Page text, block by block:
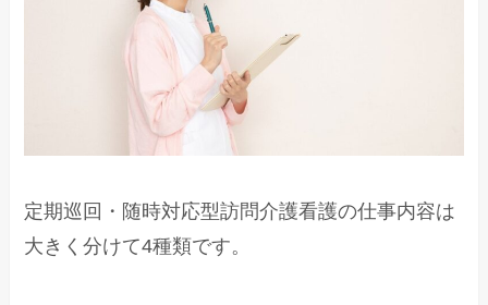
定期巡回・随時対応型訪問介護看護の仕事内容は
大きく分けて4種類です。